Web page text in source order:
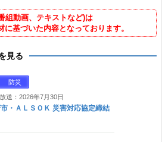
組動画、テキストなど)は
に基づいた内容となっております。
見る
防災
送：2026年7月30日
・ＡＬＳＯＫ 災害対応協定締結